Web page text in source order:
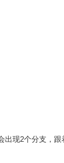
现2个分支，跟